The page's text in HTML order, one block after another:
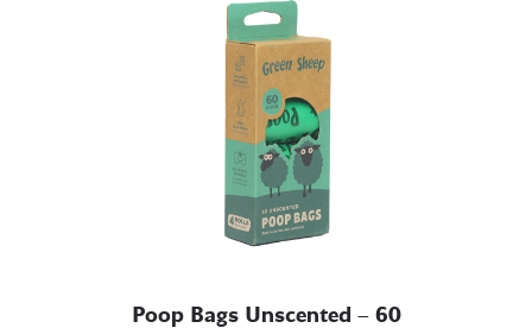
Poop Bags Unscented – 60